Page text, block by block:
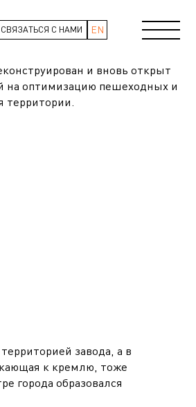
СВЯЗАТЬСЯ С НАМИ EN
и вновь открыт
на оптимизацию пешеходных и
территории.
завода, а в
к кремлю, тоже
города образовался